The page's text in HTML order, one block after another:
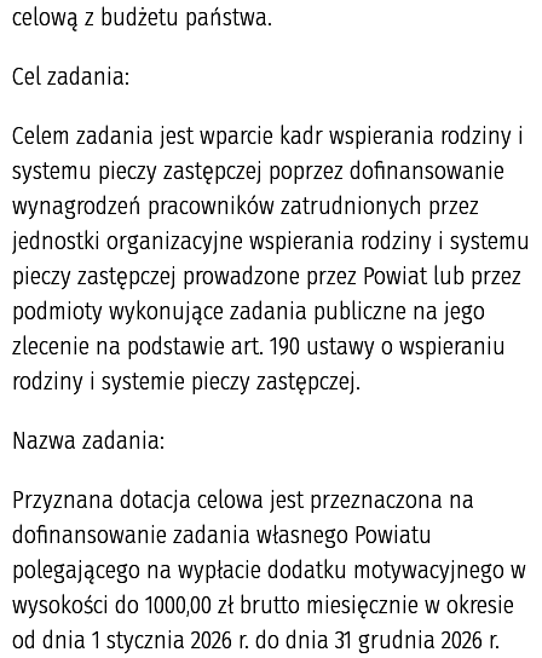
celową z budżetu państwa.
Cel zadania:
Celem zadania jest wparcie kadr wspierania rodziny i
systemu pieczy zastępczej poprzez dofinansowanie
wynagrodzeń pracowników zatrudnionych przez
jednostki organizacyjne wspierania rodziny i systemu
pieczy zastępczej prowadzone przez Powiat lub przez
podmioty wykonujące zadania publiczne na jego
zlecenie na podstawie art. 190 ustawy o wspieraniu
rodziny i systemie pieczy zastępczej.
Nazwa zadania:
Przyznana dotacja celowa jest przeznaczona na
dofinansowanie zadania własnego Powiatu
polegającego na wypłacie dodatku motywacyjnego w
wysokości do 1000,00 zł brutto miesięcznie w okresie
od dnia 1 stycznia 2026 r. do dnia 31 grudnia 2026 r.